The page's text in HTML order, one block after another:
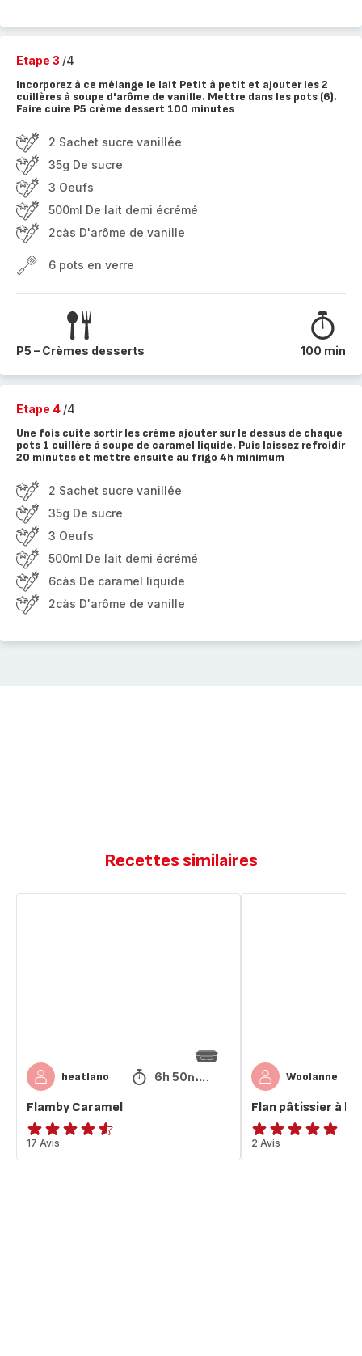
Etape 3 /4
Incorporez à ce mélange le lait Petit à petit et ajouter les 2
cuillères à soupe d'arôme de vanille. Mettre dans les pots (6).
Faire cuire P5 crème dessert 100 minutes
2 Sachet sucre vanillée
35g De sucre
3 Oeufs
500ml De lait demi écrémé
2càs D'arôme de vanille
6 pots en verre
P5 – Crèmes desserts 100 min
Etape 4 /4
Une fois cuite sortir les crème ajouter sur le dessus de chaque
pots 1 cuillère à soupe de caramel liquide. Puis laissez refroidir
20 minutes et mettre ensuite au frigo 4h minimum
2 Sachet sucre vanillée
35g De sucre
3 Oeufs
500ml De lait demi écrémé
6càs De caramel liquide
2càs D'arôme de vanille
Recettes similaires
heatlano 6h 50min
Flamby Caramel
ratings.4.5
17 Avis
Woolanne
Flan pâtissier à la
Avis
5
2 Avis